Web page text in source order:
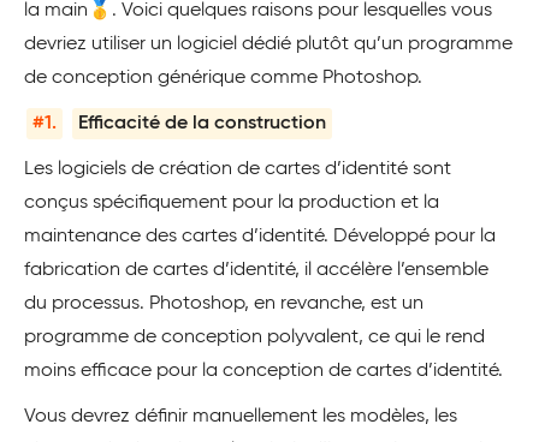
la main🥇. Voici quelques raisons pour lesquelles vous
devriez utiliser un logiciel dédié plutôt qu’un programme
de conception générique comme Photoshop.
#1. Efficacité de la construction
Les logiciels de création de cartes d’identité sont
conçus spécifiquement pour la production et la
maintenance des cartes d’identité. Développé pour la
fabrication de cartes d’identité, il accélère l’ensemble
du processus. Photoshop, en revanche, est un
programme de conception polyvalent, ce qui le rend
moins efficace pour la conception de cartes d’identité.
Vous devrez définir manuellement les modèles, les